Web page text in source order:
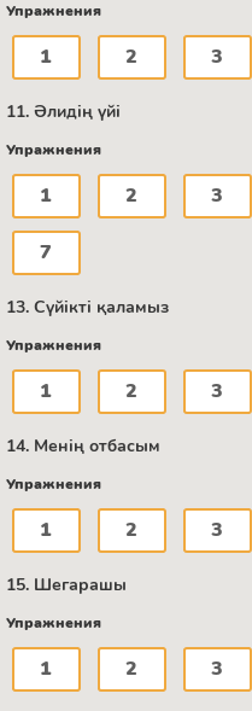
Упражнения
1 2 3
11. Әлидің үйі
Упражнения
1 2 3
7
13. Сүйікті қаламыз
Упражнения
1 2 3
14. Менің отбасым
Упражнения
1 2 3
15. Шегарашы
Упражнения
1 2 3